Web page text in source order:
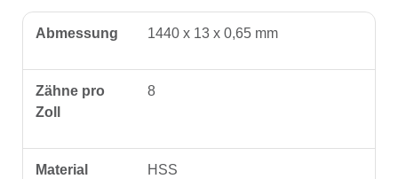
Abmessung 1440 x 13 x 0,65 mm
Zähne pro
Zoll
8
Material HSS